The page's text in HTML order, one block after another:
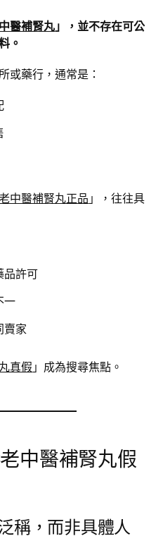
醫補腎丸」，並不存在可公
。
或藥行，通常是：
中醫補腎丸正品 」，往往具
品許可
一
賣家
真假 」成為搜尋焦點。
中醫補腎丸假
稱，而非具體人